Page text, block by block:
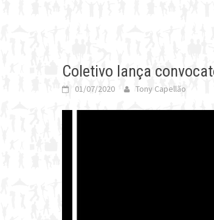
Coletivo lança
01/07/2020 Tony Capellão